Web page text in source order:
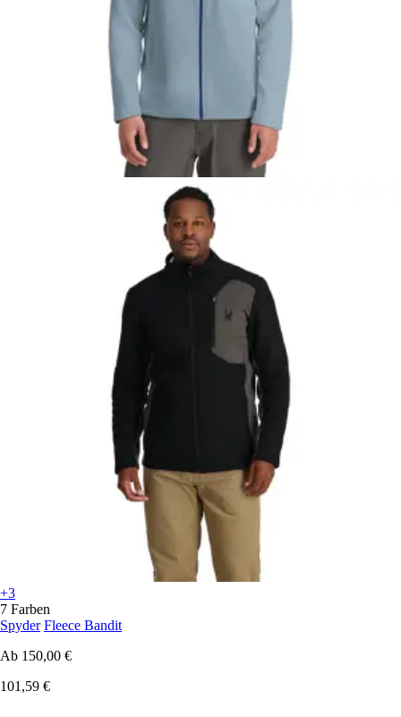
+3
7 Farben
Spyder Fleece Bandit
Ab 150,00 €
101,59 €